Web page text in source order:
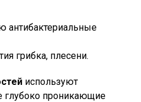
антибактериальные
грибка, плесени.
используют
глубоко проникающие